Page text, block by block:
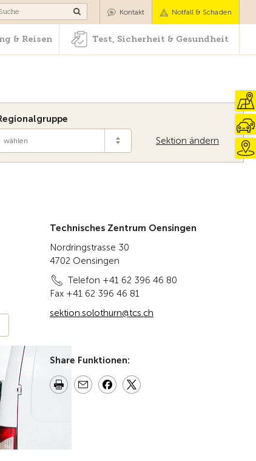
& Reisen Test, Sicherheit & Gesundheit
Kontakt Notfall & Schaden
& Reisen Test, Sicherheit & Gesundheit
Sektion ändern
wählen
Technisches Zentrum Oensingen
Nordringstrasse 30
4702 Oensingen
Telefon +41 62 396 46 80
Fax +41 62 396 46 81
sektion.solothurn@tcs.ch
Share Funktionen: